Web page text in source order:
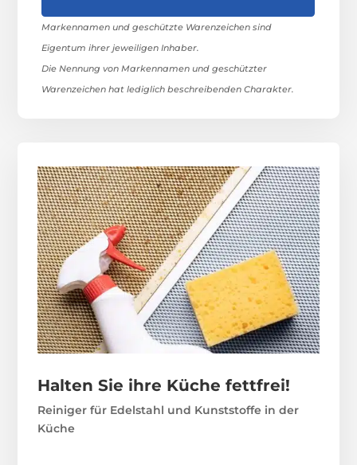
Markennamen und geschützte Warenzeichen sind
Eigentum ihrer jeweiligen Inhaber.
Die Nennung von Markennamen und geschützter
Warenzeichen hat lediglich beschreibenden Charakter.
Halten Sie ihre Küche fettfrei!
Reiniger für Edelstahl und Kunststoffe in der
Küche